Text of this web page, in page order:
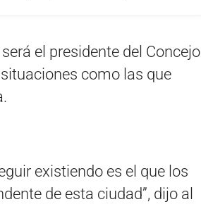
el presidente del Concejo
como las que
existiendo es el que los
de esta ciudad”, dijo al